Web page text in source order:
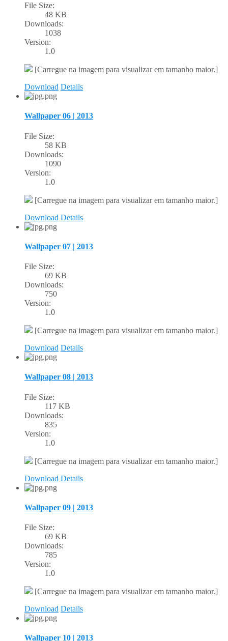
File Size:
48 KB
Downloads:
1038
Version:
1.0
[Carregue na imagem para visualizar em tamanho maior.]
Download Details
Wallpaper 06 | 2013
File Size:
58 KB
Downloads:
1090
Version:
1.0
[Carregue na imagem para visualizar em tamanho maior.]
Download Details
Wallpaper 07 | 2013
File Size:
69 KB
Downloads:
750
Version:
1.0
[Carregue na imagem para visualizar em tamanho maior.]
Download Details
Wallpaper 08 | 2013
File Size:
117 KB
Downloads:
835
Version:
1.0
[Carregue na imagem para visualizar em tamanho maior.]
Download Details
Wallpaper 09 | 2013
File Size:
69 KB
Downloads:
785
Version:
1.0
[Carregue na imagem para visualizar em tamanho maior.]
Download Details
Wallpaper 10 | 2013